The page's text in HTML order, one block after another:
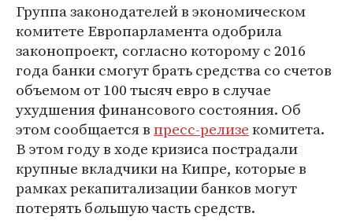
Группа законодателей в экономическом
комитете Европарламента одобрила
законопроект, согласно которому с 2016
года банки смогут брать средства со счетов
объемом от 100 тысяч евро в случае
ухудшения финансового состояния. Об
этом сообщается впресс-релизекомитета.
В этом году в ходе кризиса пострадали
крупные вкладчики на Кипре, которые в
рамках рекапитализации банков могут
потерять большую часть средств.